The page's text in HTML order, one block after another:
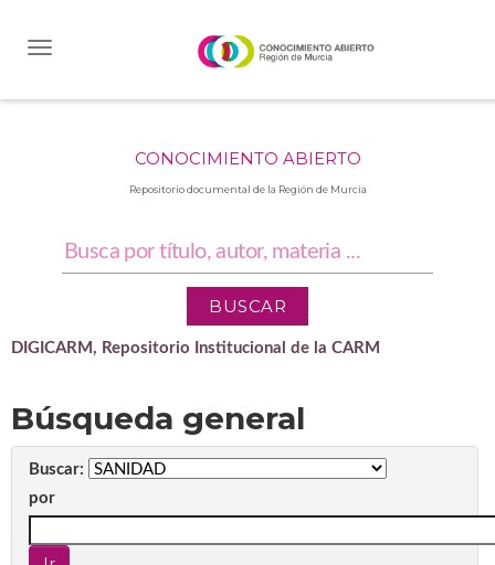
CONOCIMIENTO ABIERTO
Repositorio documental de la Región de Murcia
DIGICARM, Repositorio Institucional de la CARM
Búsqueda general
Buscar:
por